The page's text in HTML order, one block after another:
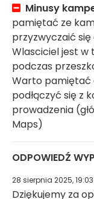
Minusy
pamiętać ze
przyzwyczaić się
Wlasciciel jest
podczas
Warto pamiętać
podłączyć się z
prowadzenia
Maps)
ODPOWIEDŹ
28 sierpnia 2025, 19:03
Dziękujemy za